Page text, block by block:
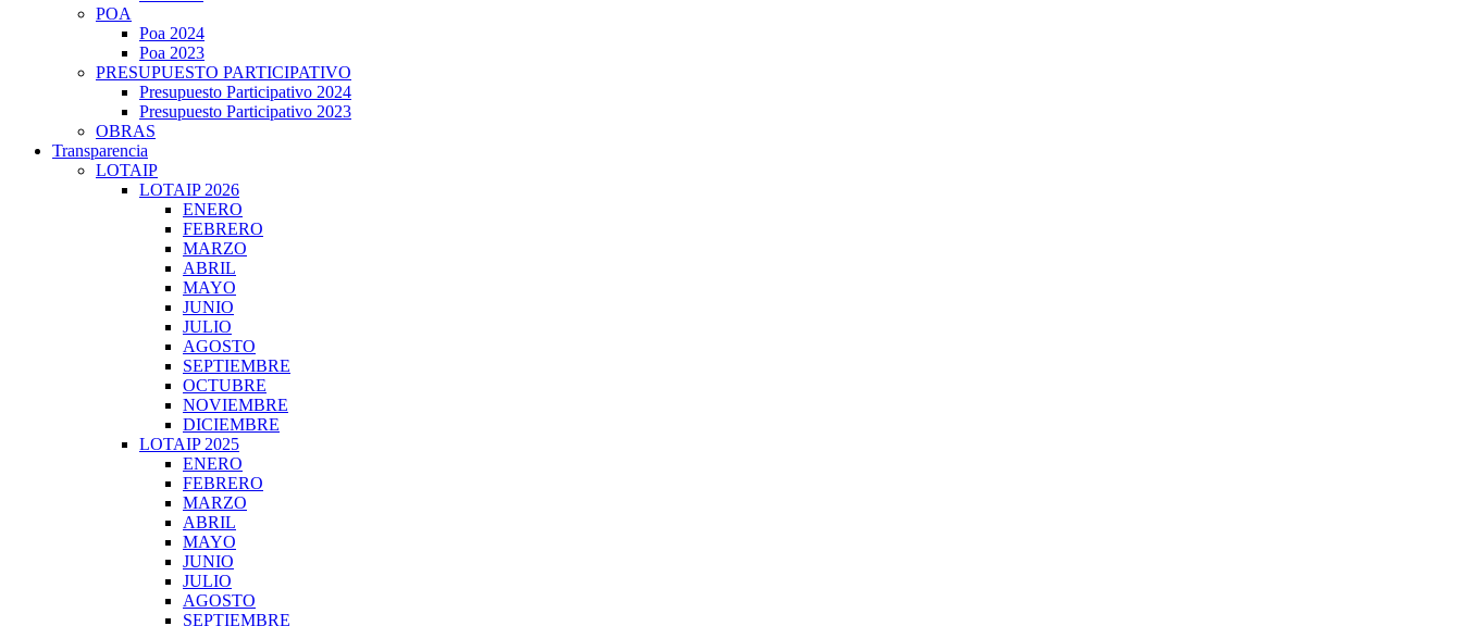
POA
Poa 2024
Poa 2023
PRESUPUESTO PARTICIPATIVO
Presupuesto Participativo 2024
Presupuesto Participativo 2023
OBRAS
Transparencia
LOTAIP
LOTAIP 2026
ENERO
FEBRERO
MARZO
ABRIL
MAYO
JUNIO
JULIO
AGOSTO
SEPTIEMBRE
OCTUBRE
NOVIEMBRE
DICIEMBRE
LOTAIP 2025
ENERO
FEBRERO
MARZO
ABRIL
MAYO
JUNIO
JULIO
AGOSTO
SEPTIEMBRE